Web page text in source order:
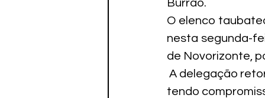
Burrão.
O elenco
nesta segunda-
de Novorizonte,
A delegação
tendo